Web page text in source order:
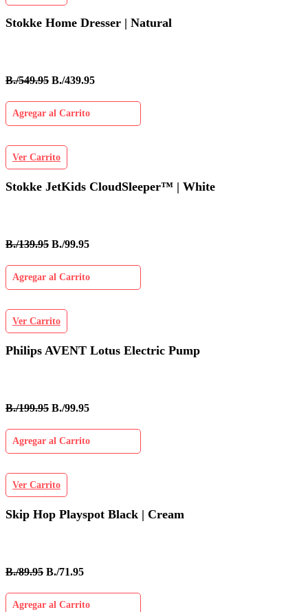
Stokke Home Dresser | Natural
B./549.95 B./439.95
Agregar al Carrito
Ver Carrito
Stokke JetKids CloudSleeper™ | White
B./139.95 B./99.95
Agregar al Carrito
Ver Carrito
Philips AVENT Lotus Electric Pump
B./199.95 B./99.95
Agregar al Carrito
Ver Carrito
Skip Hop Playspot Black | Cream
B./89.95 B./71.95
Agregar al Carrito